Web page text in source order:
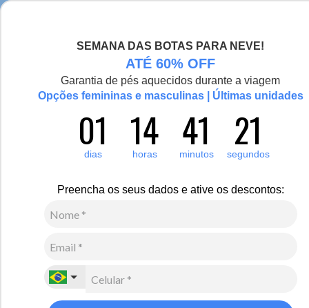
SEMANA DAS BOTAS PARA NEVE!
ATÉ 60% OFF
Garantia de pés aquecidos durante a viagem
Opções femininas e masculinas | Últimas unidades
01
dias 14
horas 41
minutos 20
segundos
Preencha os seus dados e ative os descontos:
Vídeo